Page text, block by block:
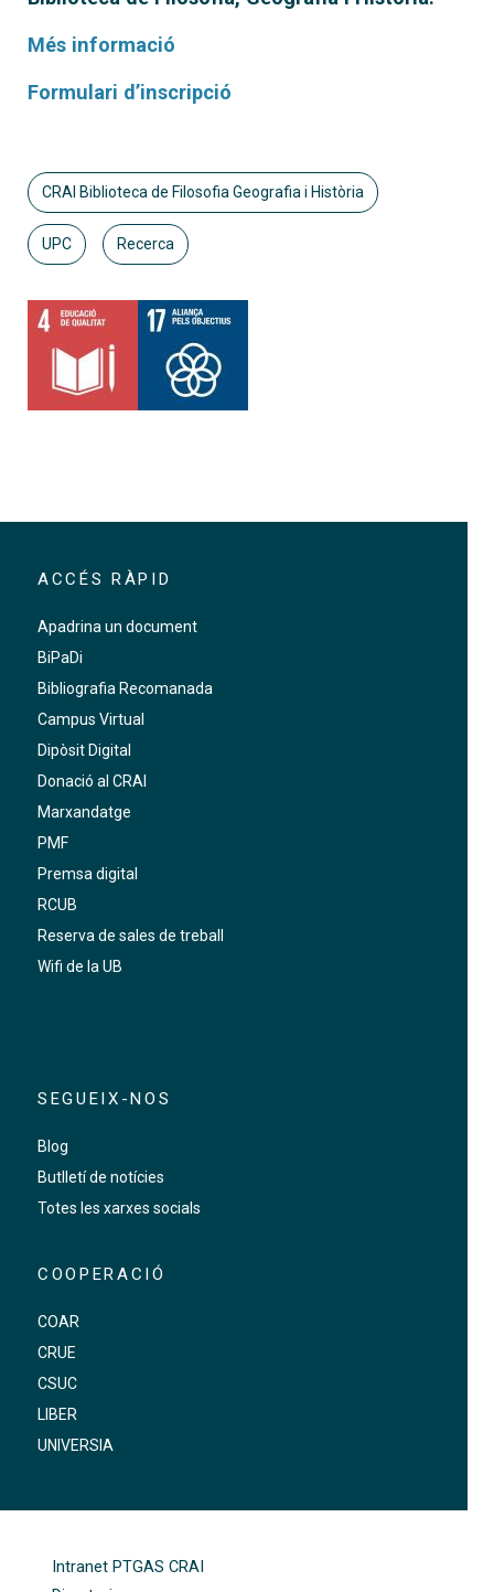
Més informació
Formulari d’inscripció
CRAI Biblioteca de Filosofia Geografia i Història
UPC Recerca
ACCÉS RÀPID
Apadrina un document
BiPaDi
Bibliografia Recomanada
Campus Virtual
Dipòsit Digital
Donació al CRAI
Marxandatge
PMF
Premsa digital
RCUB
Reserva de sales de treball
Wifi de la UB
SEGUEIX-NOS
Blog
Butlletí de notícies
Totes les xarxes socials
COOPERACIÓ
COAR
CRUE
CSUC
LIBER
UNIVERSIA
Intranet PTGAS CRAI